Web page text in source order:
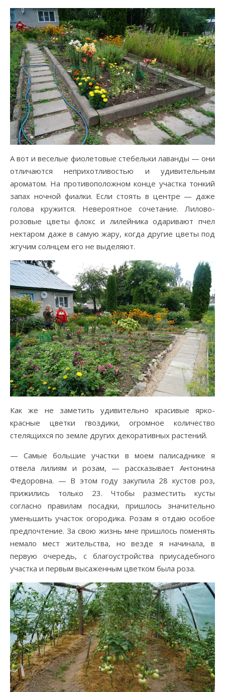
А вот и веселые фиолетовые стебельки лаванды — они
отличаются неприхотливостью и удивительным
ароматом. На противоположном конце участка тонкий
запах ночной фиалки. Если стоять в центре — даже
голова кружится. Невероятное сочетание. Лилово-
розовые цветы флокс и лилейника одаривают пчел
нектаром даже в самую жару, когда другие цветы под
жгучим солнцем его не выделяют.
Как же не заметить удивительно красивые ярко-
красные цветки гвоздики, огромное количество
стелящихся по земле других декоративных растений.
— Самые большие участки в моем палисаднике я
отвела лилиям и розам, — рассказывает Антонина
Федоровна. — В этом году закупила 28 кустов роз,
прижились только 23. Чтобы разместить кусты
согласно правилам посадки, пришлось значительно
уменьшить участок огородика. Розам я отдаю особое
предпочтение. За свою жизнь мне пришлось поменять
немало мест жительства, но везде я начинала, в
первую очередь, с благоустройства приусадебного
участка и первым высаженным цветком была роза.